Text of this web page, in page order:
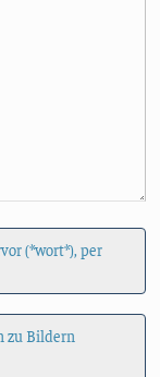
(*wort*), per
zu Bildern